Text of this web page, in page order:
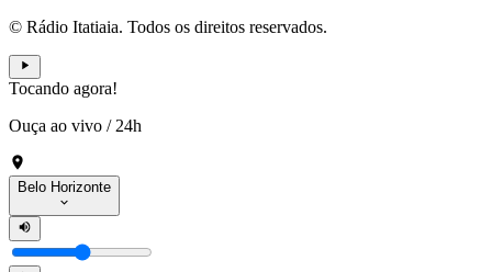
© Rádio Itatiaia. Todos os direitos reservados.
Tocando agora!
Ouça ao vivo / 24h
Belo Horizonte